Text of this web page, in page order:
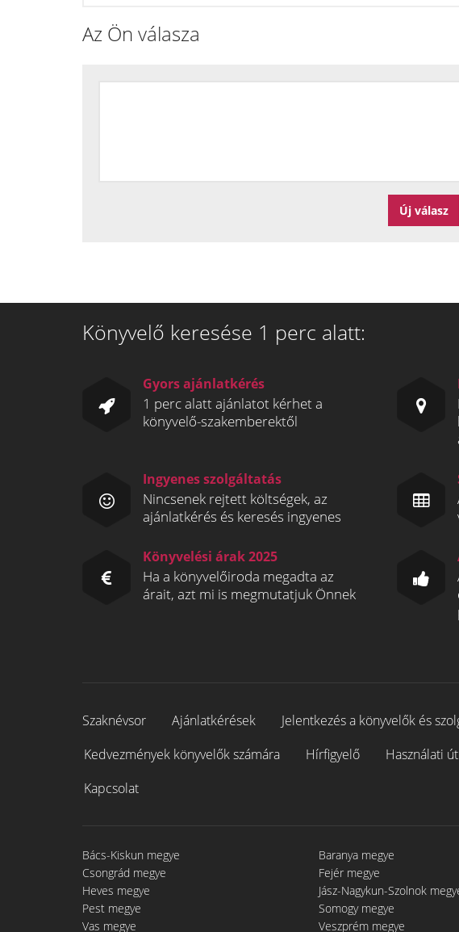
Az Ön válasza
Könyvelő keresése 1 perc alatt:
Gyors ajánlatkérés
1 perc alatt ajánlatot kérhet a
könyvelő-szakemberektől
Ingyenes szolgáltatás
Nincsenek rejtett költségek, az
ajánlatkérés és keresés ingyenes
Könyvelési árak 2025
Ha a könyvelőiroda megadta az
árait, azt mi is megmutatjuk Önnek
Szaknévsor Ajánlatkérések
Jelentkezés a könyvelők és
Kedvezmények könyvelők számára
Hírfigyelő Használati
Kapcsolat
Bács-Kiskun megye Baranya megye
Csongrád megye
Fejér megye
Heves megye
Jász-Nagykun-Szolnok
Pest megye
Somogy megye
Vas megye
Veszprém megye